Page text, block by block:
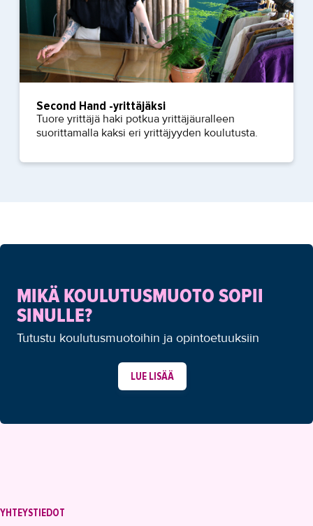
Second Hand -yrittäjäksi
Tuore yrittäjä haki potkua yrittäjäuralleen
suorittamalla kaksi eri yrittäjyyden koulutusta.
MIKÄ KOULUTUSMUOTO SOPII
SINULLE?
Tutustu koulutusmuotoihin ja opintoetuuksiin
LUE LISÄÄ
YHTEYSTIEDOT